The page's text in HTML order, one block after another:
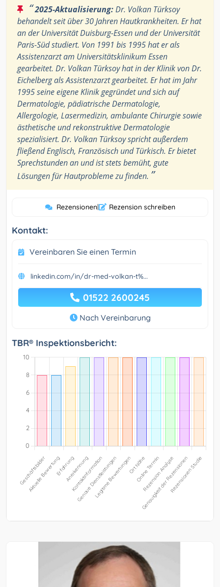
“2025-Aktualisierung:Dr. Volkan Türksoy
behandelt seit über 30 Jahren Hautkrankheiten. Er hat
an der Universität Duisburg-Essen und der Universität
Paris-Süd studiert. Von 1991 bis 1995 hat er als
Assistenzarzt am Universitätsklinikum Essen
gearbeitet. Dr. Volkan Türksoy hat in der Klinik von Dr.
Eichelberg als Assistenzarzt gearbeitet. Er hat im Jahr
1995 seine eigene Klinik gegründet und sich auf
Dermatologie, pädiatrische Dermatologie,
Allergologie, Lasermedizin, ambulante Chirurgie sowie
ästhetische und rekonstruktive Dermatologie
spezialisiert. Dr. Volkan Türksoy spricht außerdem
fließend Englisch, Französisch und Türkisch. Er bietet
Sprechstunden an und ist stets bemüht, gute
Lösungen für Hautprobleme zu finden. ”
Rezensionen| Rezension schreiben
Kontakt:
Vereinbaren Sie einen Termin
linkedin.com/in/dr-med-volkan-t%...
01522 2600245
Nach Vereinbarung
TBR® Inspektionsbericht: